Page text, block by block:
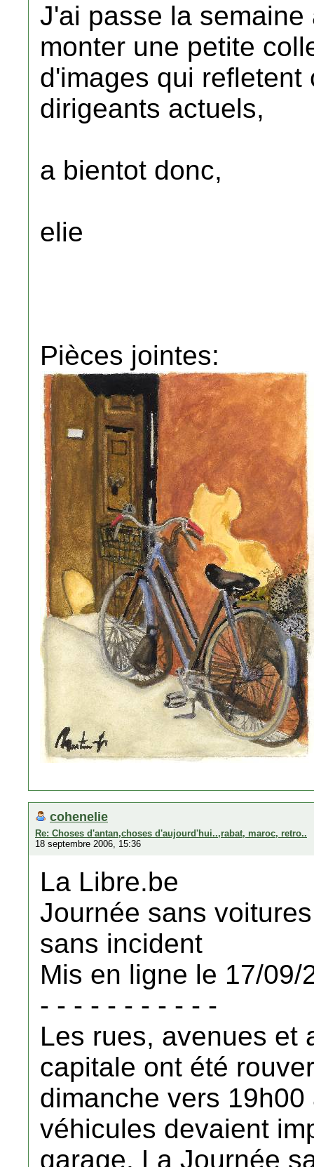
J'ai passe la
monter une petite
d'images qui
dirigeants actuels,
a bientot donc,
elie
Pièces jointes:
cohenelie
Re: Choses d'antan,choses d'aujourd'hui..,rabat, maroc, retro..
18 septembre 2006, 15:36
La Libre.be
Journée sans
sans incident
Mis en ligne le 17/09/
- - - - - - - - - - -
Les rues, avenues et
capitale ont été
dimanche vers
véhicules devaient
garage. La Journée